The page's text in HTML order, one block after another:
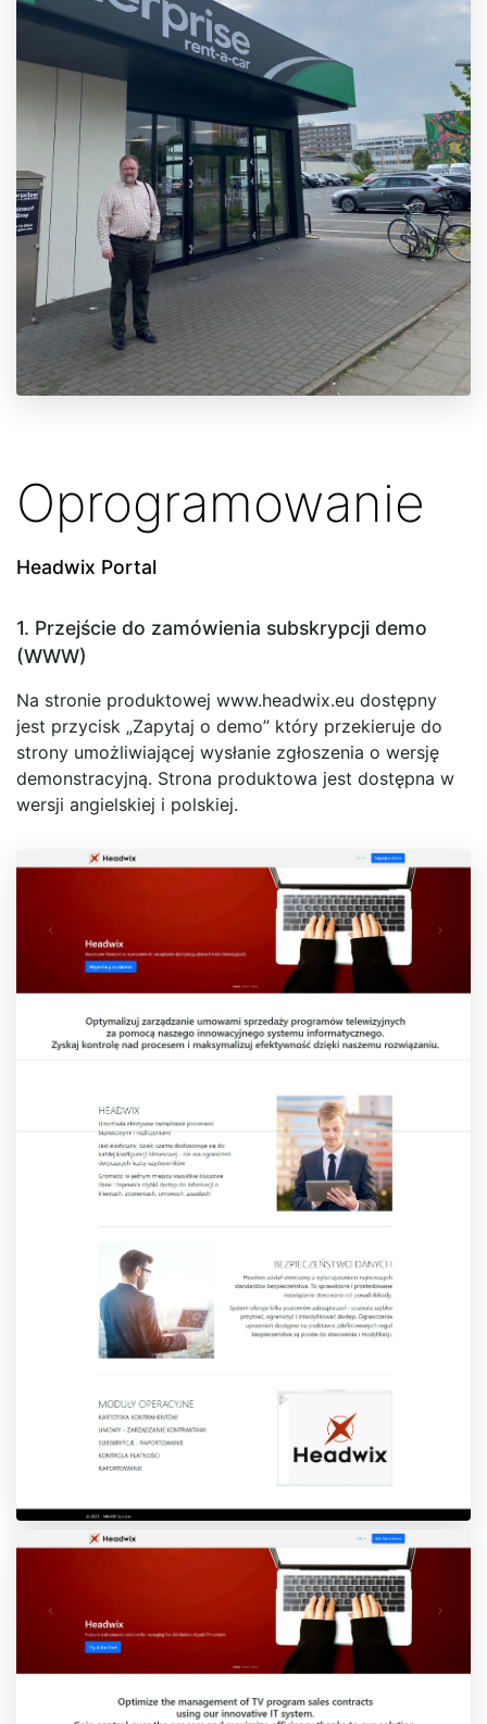
Oprogramowanie
Headwix Portal
1. Przejście do zamówienia subskrypcji demo
(WWW)
Na stronie produktowej www.headwix.eu dostępny
jest przycisk „Zapytaj o demo” który przekieruje do
strony umożliwiającej wysłanie zgłoszenia o wersję
demonstracyjną. Strona produktowa jest dostępna w
wersji angielskiej i polskiej.